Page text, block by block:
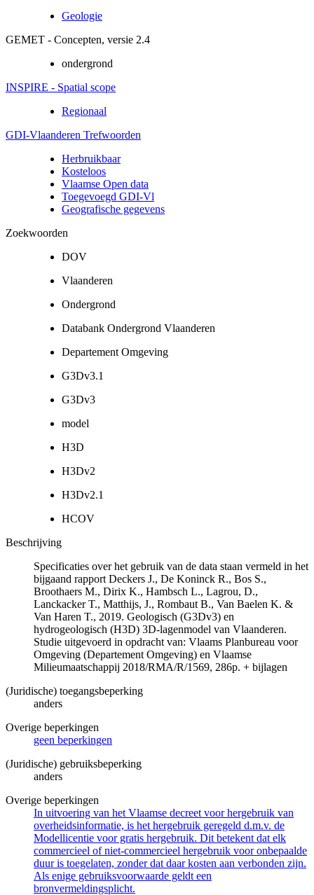
Geologie
GEMET - Concepten, versie 2.4
ondergrond
INSPIRE - Spatial scope
Regionaal
GDI-Vlaanderen Trefwoorden
Herbruikbaar
Kosteloos
Vlaamse Open data
Toegevoegd GDI-Vl
Geografische gegevens
Zoekwoorden
DOV
Vlaanderen
Ondergrond
Databank Ondergrond Vlaanderen
Departement Omgeving
G3Dv3.1
G3Dv3
model
H3D
H3Dv2
H3Dv2.1
HCOV
Beschrijving
Specificaties over het gebruik van de data staan vermeld in het
bijgaand rapport Deckers J., De Koninck R., Bos S.,
Broothaers M., Dirix K., Hambsch L., Lagrou, D.,
Lanckacker T., Matthijs, J., Rombaut B., Van Baelen K. &
Van Haren T., 2019. Geologisch (G3Dv3) en
hydrogeologisch (H3D) 3D-lagenmodel van Vlaanderen.
Studie uitgevoerd in opdracht van: Vlaams Planbureau voor
Omgeving (Departement Omgeving) en Vlaamse
Milieumaatschappij 2018/RMA/R/1569, 286p. + bijlagen
(Juridische) toegangsbeperking
anders
Overige beperkingen
geen beperkingen
(Juridische) gebruiksbeperking
anders
Overige beperkingen
In uitvoering van het Vlaamse decreet voor hergebruik van
overheidsinformatie, is het hergebruik geregeld d.m.v. de
Modellicentie voor gratis hergebruik. Dit betekent dat elk
commercieel of niet-commercieel hergebruik voor onbepaalde
duur is toegelaten, zonder dat daar kosten aan verbonden zijn.
Als enige gebruiksvoorwaarde geldt een
bronvermeldingsplicht.